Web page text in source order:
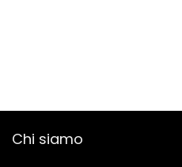
Chi siamo